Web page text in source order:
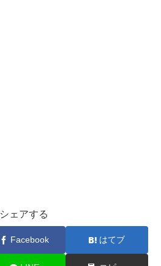
シェアする
Facebook はてブ